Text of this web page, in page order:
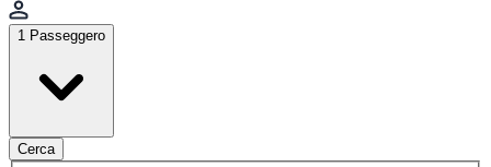
1 Passeggero
Cerca